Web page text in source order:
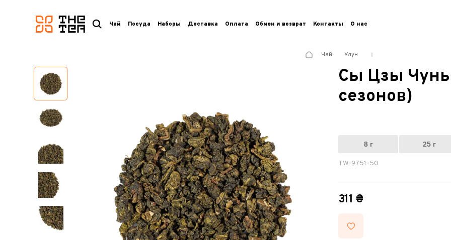
логотип
Чай Посуда Наборы Доставка Оплата Обмен и возврат Контакты О нас
Чай Улун
Сы Цзы Чунь
сезонов)
8 г 25 г
TW-9751-50
311 ₴